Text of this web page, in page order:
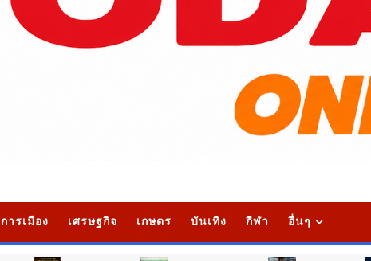
การเมือง เศรษฐกิจ เกษตร บันเทิง กีฬา อื่นๆ